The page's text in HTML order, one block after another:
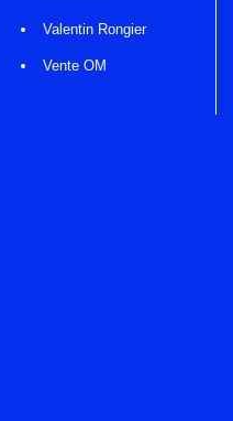
Valentin Rongier
Vente OM